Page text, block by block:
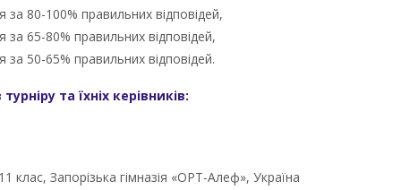
за 80-100% правильних відповідей,
за 65-80% правильних відповідей,
50-65% правильних відповідей.
та їхніх керівників:
клас, Запорізька гімназія «ОРТ-Алеф», Україна